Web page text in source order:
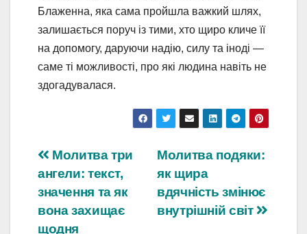
Блаженна, яка сама пройшла важкий шлях,
залишається поруч із тими, хто щиро кличе її
на допомогу, даруючи надію, силу та іноді —
саме ті можливості, про які людина навіть не
здогадувалася.
Навігація
записів
Молитва подяки:
як щира
вдячність змінює
внутрішній світ
Молитва три
ангели: текст,
значення та як
вона захищає
щодня